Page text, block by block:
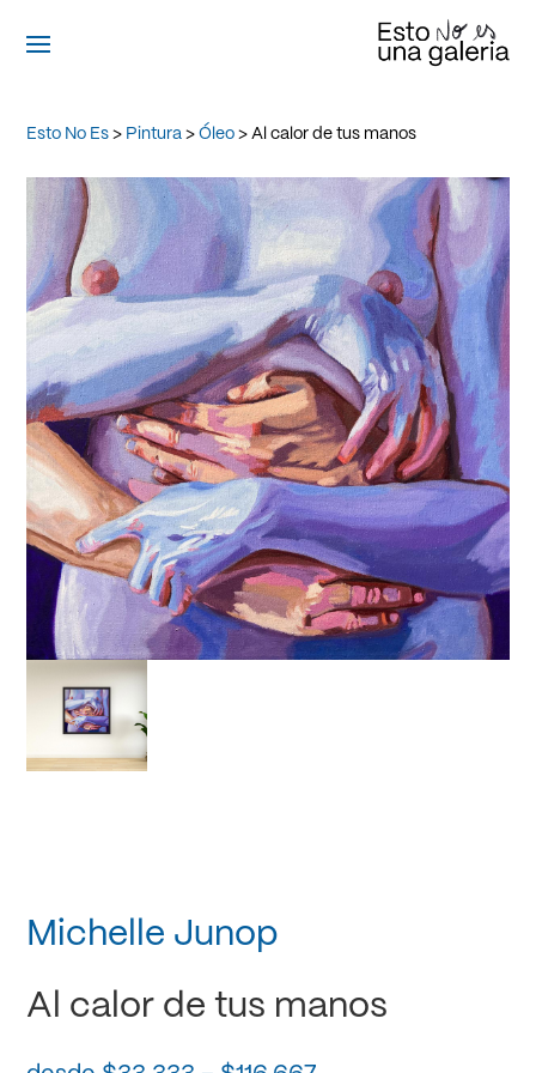
Esto No Es > Pintura >Óleo > Al calor de tus manos
Michelle Junop
Al calor de tus manos